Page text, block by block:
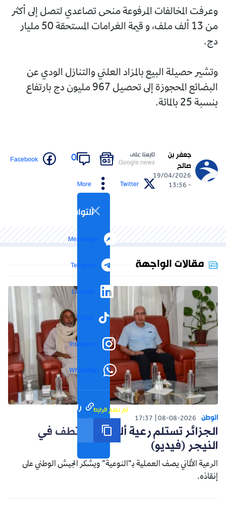
وعرفت المخالفات المرفوعة منحى تصاعدي لتصل إلى أكثر
من 13 ألف ملف، و قيمة الغرامات المستحقة 50 مليار
دج.
وتشير حصيلة البيع بالمزاد العلني والتنازل الودي عن
البضائع المحجوزة إلى تحصيل 967 مليون دج بارتفاع
بنسبة 25 بالمائة.
جعفر بن
صالح
19/04/2026
- 13:56
تابعنا على
Google news
0
Facebook
Twitter
More
التواصل الاجتماعي
Messenger
Telegram
LinkedIn
TikTok
Instagram
WhatsApp
رابط مختصر تم نسخ الرابط
مقالات الواجهة
الوطن 08-08-2026
17:37
الجزائر تستلم رعية ألماني مختطف في
النيجر (فيديو)
الرعية الألماني يصف العملية بـ"النوعية" ويشكر الجيش الوطني على
إنقاذه.